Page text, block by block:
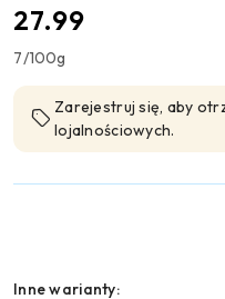
cena:
27.99
7/100g
Zarejestruj się, aby
lojalnościowych.
Wariant
Inne warianty: